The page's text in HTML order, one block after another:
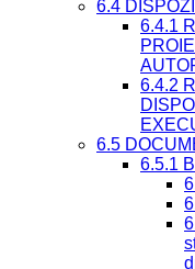
6.4
6.4.1
6.4.2
6.5
6.5.1